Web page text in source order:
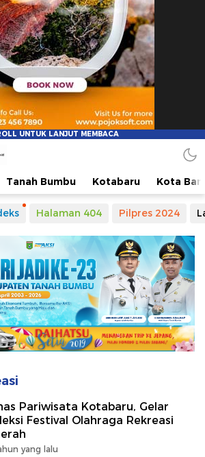
Terkini, Faktual dan Mendidik
Tanah Bumbu Kotabaru Kota
Halaman 404 Pilpres 2024
Pariwisata Kotabaru, Gelar
Festival Olahraga Rekreasi
yang lalu